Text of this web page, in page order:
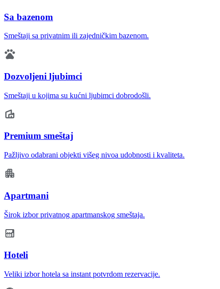
Sa bazenom
Smeštaji sa privatnim ili zajedničkim bazenom.
Dozvoljeni ljubimci
Smeštaji u kojima su kućni ljubimci dobrodošli.
Premium smeštaj
Pažljivo odabrani objekti višeg nivoa udobnosti i kvaliteta.
Apartmani
Širok izbor privatnog apartmanskog smeštaja.
Hoteli
Veliki izbor hotela sa instant potvrdom rezervacije.